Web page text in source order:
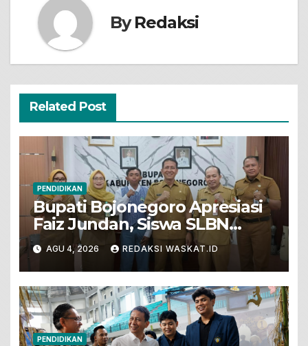
ByRedaksi
Related Post
PENDIDIKAN
Bupati Bojonegoro Apresiasi
Faiz Jundan, Siswa SLBN
Gunungsari Baureno Masuk
LKS Diksus Tingkat Nasional
AGU 4, 2026 REDAKSI WASKAT.ID
PENDIDIKAN